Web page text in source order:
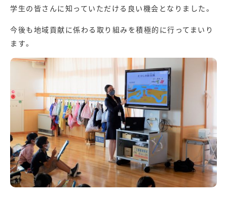
学生の皆さんに知っていただける良い機会となりました。
今後も地域貢献に係わる取り組みを積極的に行ってまいり
ます。